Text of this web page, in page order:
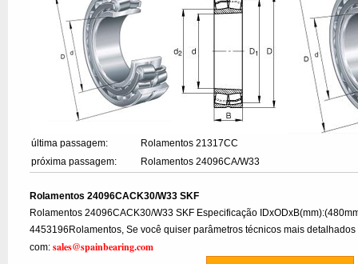
última passagem:
Rolamentos 21317CC
próxima passagem:
Rolamentos 24096CA/W33
Rolamentos 24096CACK30/W33 SKF
Rolamentos 24096CACK30/W33 SKF Especificação
4453196Rolamentos, Se você quiser parâmetros técnicos mais
com:sales@spainbearing.com